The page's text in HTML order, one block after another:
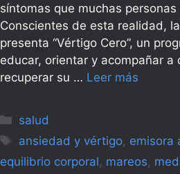
síntomas que muchas
Conscientes de esta realidad,
presenta “Vértigo Cero”, un
educar, orientar y acompañar a
recuperar su … Leer más
Categorías
salud
Etiquetas
ansiedad y vértigo, emisora
equilibrio corporal, mareos,